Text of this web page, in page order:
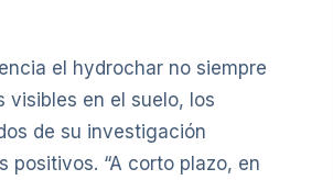
el hydrochar no siempre
visibles en el suelo, los
de su investigación
positivos. “A corto plazo, en